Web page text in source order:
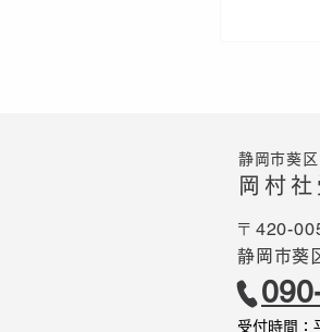
静岡市葵
岡村
〒420-
静岡市葵
受付時間：